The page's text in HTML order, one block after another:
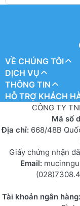
VỀ CHÚNG TÔI
DỊCH VỤ
THÔNG TIN
HỖ TRỢ KHÁCH
CÔNG TY
Mã số
Địa chỉ: 668/48B
Giấy chứng nhận
Email:
Tài khoản ngân hàng: